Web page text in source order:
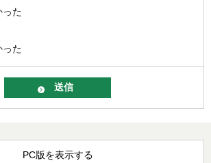
った
った
PC版を表示する